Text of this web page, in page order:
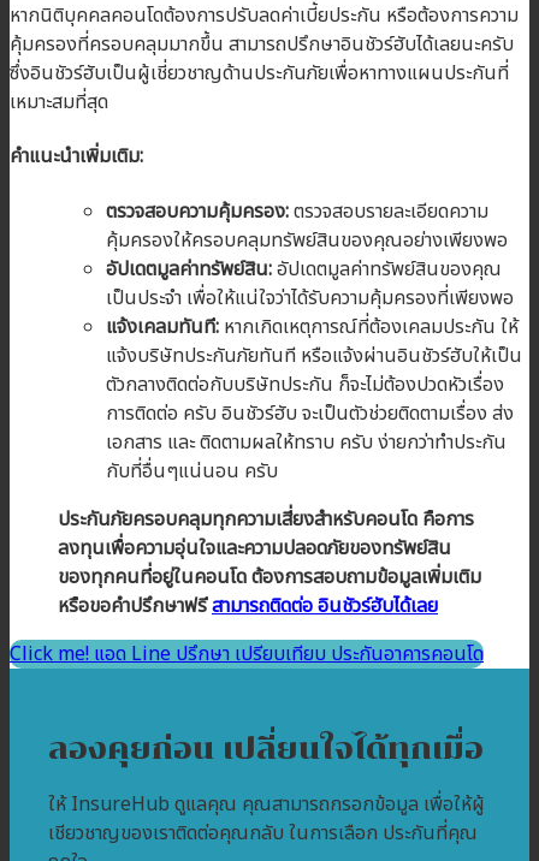
หากนิติบุคคลคอนโดต้องการปรับลดค่าเบี้ยประกัน หรือต้องการความ
คุ้มครองที่ครอบคลุมมากขึ้น สามารถปรึกษาอินชัวร์ฮับได้เลยนะครับ
ซึ่งอินชัวร์ฮับเป็นผู้เชี่ยวชาญด้านประกันภัยเพื่อหาทางแผนประกันที่
เหมาะสมที่สุด
คำแนะนำเพิ่มเติม:
ตรวจสอบความคุ้มครอง:ตรวจสอบรายละเอียดความ
คุ้มครองให้ครอบคลุมทรัพย์สินของคุณอย่างเพียงพอ
อัปเดตมูลค่าทรัพย์สิน:อัปเดตมูลค่าทรัพย์สินของคุณ
เป็นประจำ เพื่อให้แน่ใจว่าได้รับความคุ้มครองที่เพียงพอ
แจ้งเคลมทันที: หากเกิดเหตุการณ์ที่ต้องเคลมประกัน ให้
แจ้งบริษัทประกันภัยทันที หรือแจ้งผ่านอินชัวร์ฮับให้เป็น
ตัวกลางติดต่อกับบริษัทประกัน ก็จะไม่ต้องปวดหัวเรื่อง
การติดต่อ ครับ อินชัวร์ฮับ จะเป็นตัวช่วยติดตามเรื่อง ส่ง
เอกสาร และ ติดตามผลให้ทราบ ครับ ง่ายกว่าทำประกัน
กับที่อื่นๆแน่นอน ครับ
ประกันภัยครอบคลุมทุกความเสี่ยงสำหรับคอนโด คือการ
ลงทุนเพื่อความอุ่นใจและความปลอดภัยของทรัพย์สิน
ของทุกคนที่อยู่ในคอนโดต้องการสอบถามข้อมูลเพิ่มเติม
หรือขอคำปรึกษาฟรีสามารถติดต่อ อินชัวร์ฮับได้เลย
Click me! แอด Line ปรึกษา เปรียบเทียบ ประกันอาคารคอนโด
ลองคุยก่อน เปลี่ยนใจได้ทุกเมื่อ
ให้ InsureHub ดูแลคุณ คุณสามารถกรอกข้อมูล เพื่อให้ผู้
เชียวชาญของเราติดต่อคุณกลับ ในการเลือก ประกันที่คุณ